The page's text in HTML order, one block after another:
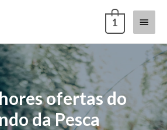
1
ofertas do
da Pesca